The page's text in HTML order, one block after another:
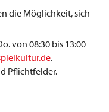
die Möglichkeit, sich
von 08:30 bis 13:00
.
Pflichtfelder.